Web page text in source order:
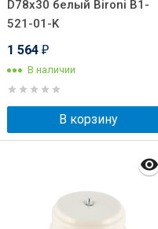
D78х30 белый Bironi B1-
521-01-K
1 564 ₽
В наличии
В корзину